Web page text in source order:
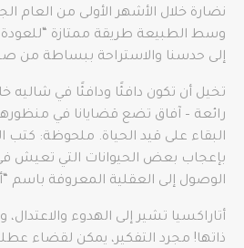
نضارة خلال الأشهر الأولى من العام
وسط الطبيعة طريقة ممتازة “للعودة
إلى حدسنا والاستراحة ببساطة من
تخيل أن تكون دافئًا ودافئًا في شاليه
رائعة – آفاق تضع قضايانا في
البقاء على قيد الحياة. ملحوظة:
بإعجاب بعض الحيوانات التي تعيش في
الوصول إلى العقلية المعروفة باسم
أتاراكسيا تشير إلى الهدوء
ذاتها! مجرد التفكير، يمكن لقضاء